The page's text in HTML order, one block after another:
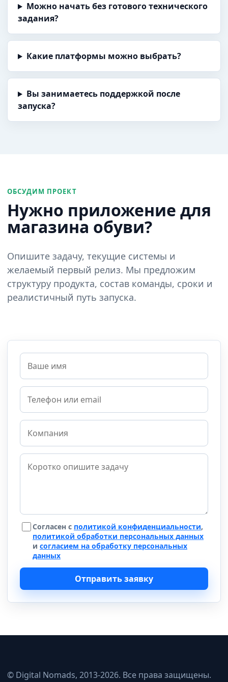
Можно начать без готового технического
задания?
Какие платформы можно выбрать?
Вы занимаетесь поддержкой после
запуска?
ОБСУДИМ ПРОЕКТ
Нужно приложение для
магазина обуви?
Опишите задачу, текущие системы и
желаемый первый релиз. Мы предложим
структуру продукта, состав команды, сроки и
реалистичный путь запуска.
Согласен с политикой конфиденциальности,
политикой обработки персональных данных
и согласием на обработку персональных
данных
Отправить заявку
© Digital Nomads, 2013-2026. Все права защищены.